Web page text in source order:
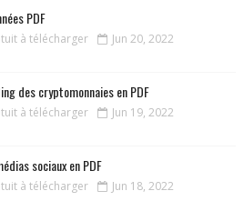
PDF
à télécharger Jun 20, 2022
des cryptomonnaies en PDF
à télécharger Jun 19, 2022
sociaux en PDF
à télécharger Jun 18, 2022